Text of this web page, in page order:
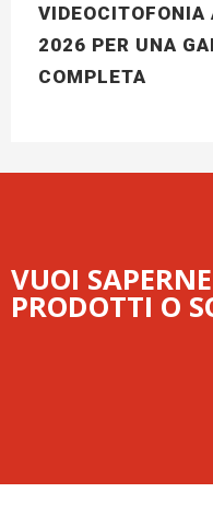
2026 PER UNA
COMPLETA
VUOI
PRODOTTI O